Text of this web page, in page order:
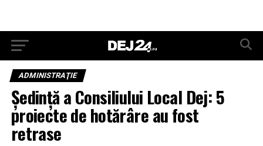
ADMINISTRAŢIE
Ședință a Consiliului Local Dej: 5
proiecte de hotărâre au fost
retrase